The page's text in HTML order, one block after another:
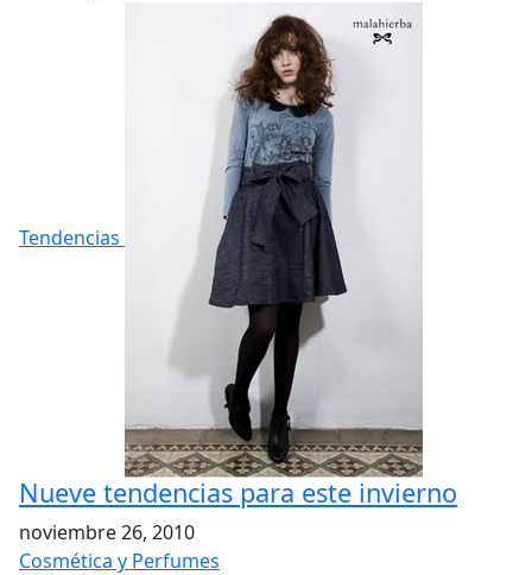
Tendencias
Nueve tendencias para este invierno
noviembre 26, 2010
Cosmética y Perfumes